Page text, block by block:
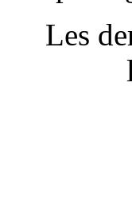
Les